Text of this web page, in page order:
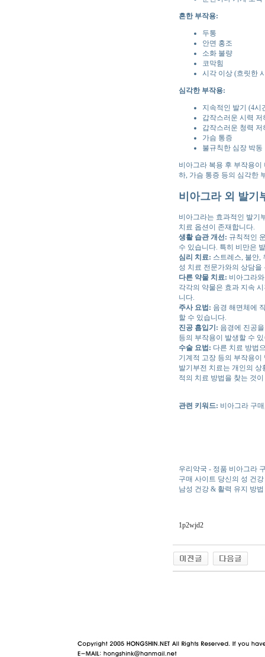
흔한 부작용:
두통
안면 홍조
소화 불량
코막힘
시각 이상 (흐릿한
심각한 부작용:
지속적인 발기 (4시
갑작스러운 시력 저
갑작스러운 청력 저
가슴 통증
불규칙한 심장 박동
비아그라 복용 후 부작용
하, 가슴 통증 등의 심각한
비아그라 외 발기
비아그라는 효과적인 발기
치료 옵션이 존재합니다.
생활 습관 개선: 규칙적인
수 있습니다. 특히 비만은
심리 치료: 스트레스, 불안,
성 치료 전문가와의 상담
다른 약물 치료: 비아그라
각각의 약물은 효과 지속
니다.
주사 요법: 음경 해면체에
할 수 있습니다.
진공 흡입기: 음경에 진공
등의 부작용이 발생할 수
수술 요법: 다른 치료 방법
기계적 고장 등의 부작용이
발기부전 치료는 개인의
적의 치료 방법을 찾는 것
관련 키워드: 비아그라 구
우리약국 - 정품 비아그라
구매 사이트 당신의 성 건
남성 건강 & 활력 유지 방법
1p2wjd2